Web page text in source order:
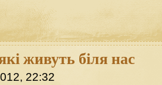
живуть біля нас
22:32